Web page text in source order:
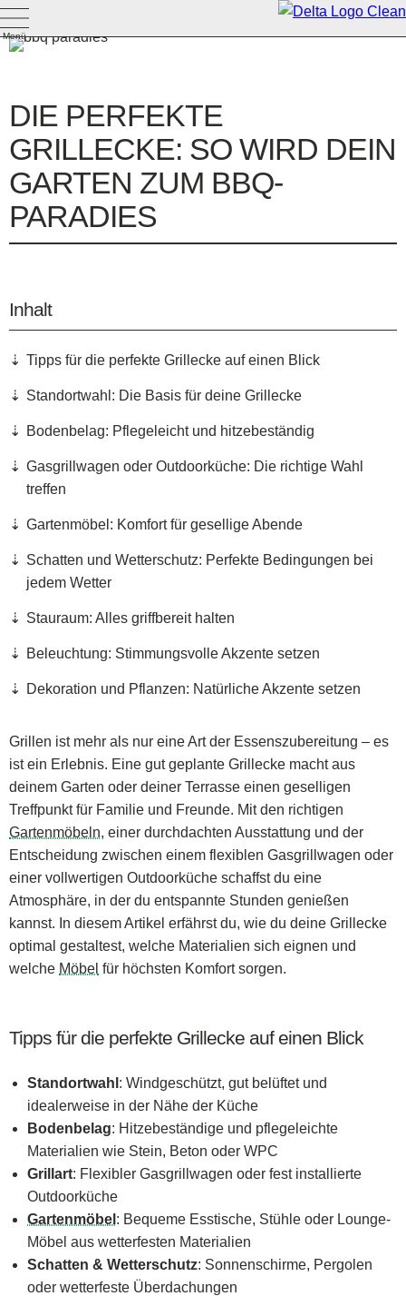
Menü
DIE PERFEKTE
GRILLECKE: SO WIRD DEIN
GARTEN ZUM BBQ-
PARADIES
Inhalt
Tipps für die perfekte Grillecke auf einen Blick
Standortwahl: Die Basis für deine Grillecke
Bodenbelag: Pflegeleicht und hitzebeständig
Gasgrillwagen oder Outdoorküche: Die richtige Wahl
treffen
Gartenmöbel: Komfort für gesellige Abende
Schatten und Wetterschutz: Perfekte Bedingungen bei
jedem Wetter
Stauraum: Alles griffbereit halten
Beleuchtung: Stimmungsvolle Akzente setzen
Dekoration und Pflanzen: Natürliche Akzente setzen
Grillen ist mehr als nur eine Art der Essenszubereitung – es
ist ein Erlebnis. Eine gut geplante Grillecke macht aus
deinem Garten oder deiner Terrasse einen geselligen
Treffpunkt für Familie und Freunde. Mit den richtigen
Gartenmöbeln, einer durchdachten Ausstattung und der
Entscheidung zwischen einem flexiblen Gasgrillwagen oder
einer vollwertigen Outdoorküche schaffst du eine
Atmosphäre, in der du entspannte Stunden genießen
kannst. In diesem Artikel erfährst du, wie du deine Grillecke
optimal gestaltest, welche Materialien sich eignen und
welche Möbel für höchsten Komfort sorgen.
Tipps für die perfekte Grillecke auf einen Blick
Standortwahl : Windgeschützt, gut belüftet und
idealerweise in der Nähe der Küche
Bodenbelag: Hitzebeständige und pflegeleichte
Materialien wie Stein, Beton oder WPC
Grillart: Flexibler Gasgrillwagen oder fest installierte
Outdoorküche
Gartenmöbel : Bequeme Esstische, Stühle oder Lounge-
Möbel aus wetterfesten Materialien
Schatten & Wetterschutz: Sonnenschirme, Pergolen
oder wetterfeste Überdachungen